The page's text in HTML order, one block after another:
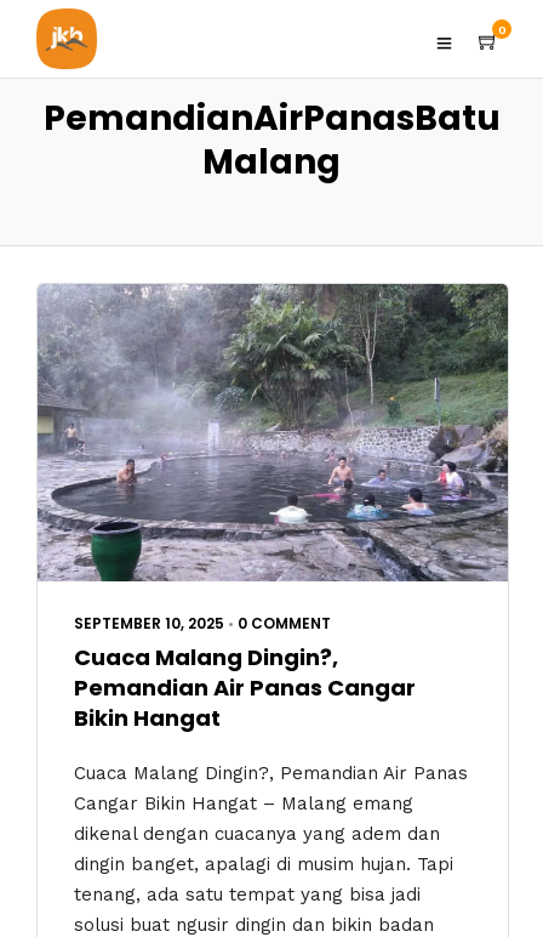
0
PemandianAirPanasBatu
Malang
SEPTEMBER 10, 2025 • 0 COMMENT
Cuaca Malang Dingin?,
Pemandian Air Panas Cangar
Bikin Hangat
Cuaca Malang Dingin?, Pemandian Air Panas
Cangar Bikin Hangat – Malang emang
dikenal dengan cuacanya yang adem dan
dingin banget, apalagi di musim hujan. Tapi
tenang, ada satu tempat yang bisa jadi
solusi buat ngusir dingin dan bikin badan